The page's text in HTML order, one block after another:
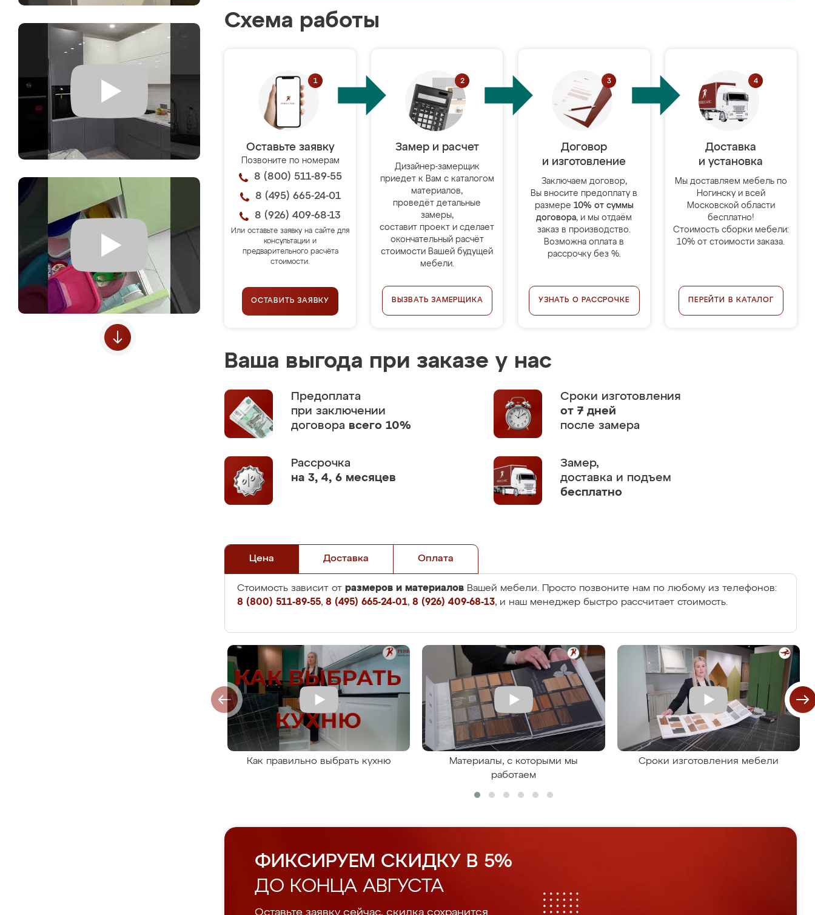
Схема работы
Оставьте заявку
Позвоните по номерам
8 (800) 511-89-55
8 (495) 665-24-01
8 (926) 409-68-13
Или оставьте заявку на сайте для
консультации и
предварительного расчёта
стоимости.
ОСТАВИТЬ ЗАЯВКУ
Замер и расчет
Дизайнер-замерщик
приедет к Вам с каталогом
материалов,
проведёт детальные
замеры,
составит проект и сделает
окончательный расчёт
стоимости Вашей будущей
мебели.
ВЫЗВАТЬ ЗАМЕРЩИКА
Договор
и изготовление
Заключаем договор,
Вы вносите предоплату в
размере 10% от суммы
договора, и мы отдаём
заказ в производство.
Возможна оплата в
рассрочку без %.
УЗНАТЬ О РАССРОЧКЕ
Доставка
и установка
Мы доставляем мебель по
Ногинску и всей
Московской области
бесплатно!
Стоимость сборки мебели:
10% от стоимости заказа.
ПЕРЕЙТИ В КАТАЛОГ
Ваша выгода при заказе у нас
Предоплата
при заключении
договора всего 10%
Сроки изготовления
от 7 дней
после замера
Рассрочка
на 3, 4, 6 месяцев
Замер,
доставка и подъем
бесплатно
Цена Доставка Оплата
Стоимость зависит от размеров и материалов Вашей мебели. Просто позвоните нам по любому из телефонов:
8 (800) 511-89-55, 8 (495) 665-24-01, 8 (926) 409-68-13, и наш менеджер быстро рассчитает стоимость.
Как правильно выбрать кухню
Материалы, с которыми мы
работаем
Сроки изготовления мебели
ФИКСИРУЕМ СКИДКУ В 5%
ДО КОНЦА АВГУСТА
Оставьте заявку сейчас, скидка сохранится.